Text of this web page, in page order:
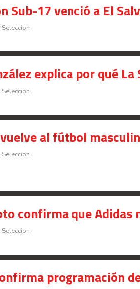
Sub-17 venció a El
Seleccion
explica por qué
Seleccion
al fútbol
Seleccion
confirma que Adidas
Seleccion
programación